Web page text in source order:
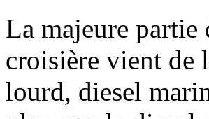
La majeure partie
croisière vient de
lourd, diesel